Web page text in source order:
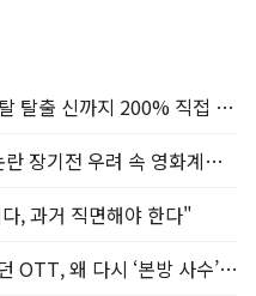
'액션 가이' 재탄생 이동욱, 상탈 탈출 신까지 200% 직접 소화
황정민을 흔드는 손, 사생활 논란 장기전 우려 속 영화계도 리스크
, 과거 직면해야 한다"
[김민서의 AI가-중계] 골라 보던 OTT, 왜 다시 ‘본방 사수’를 부르나